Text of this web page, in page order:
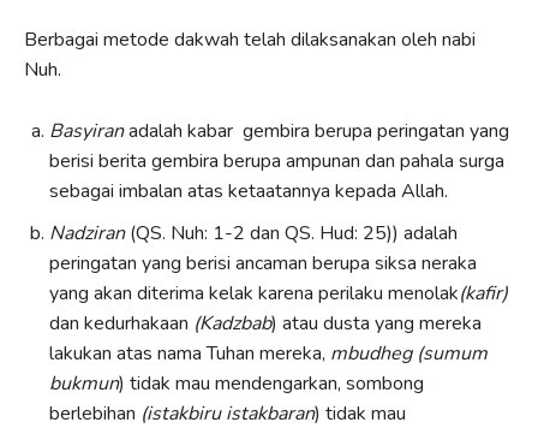
Berbagai metode dakwah telah dilaksanakan oleh nabi
Nuh.
Basyiranadalah kabar gembira berupa peringatan yang
berisi berita gembira berupa ampunan dan pahala surga
sebagai imbalan atas ketaatannya kepada Allah.
Nadziran(QS. Nuh: 1-2 dan QS. Hud: 25)) adalah
peringatan yang berisi ancaman berupa siksa neraka
yang akan diterima kelak karena perilaku menolak(kafir)
dan kedurhakaan (Kadzbab) atau dusta yang mereka
lakukan atas nama Tuhan mereka, mbudheg (sumum
bukmun) tidak mau mendengarkan, sombong
berlebihan (istakbiru istakbaran) tidak mau